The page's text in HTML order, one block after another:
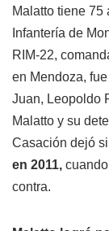
Malatto tiene
Infantería de
RIM-22,
en Mendoza,
Juan, Leopoldo
Malatto y su
Casación dejó
en 2011,
contra.